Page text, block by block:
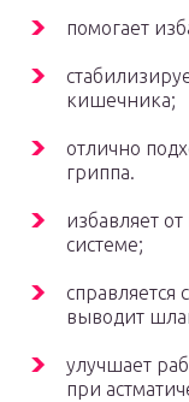
помогает
кишечника;
отлично
гриппа.
избавляет
системе;
справляется
выводит
улучшает
при